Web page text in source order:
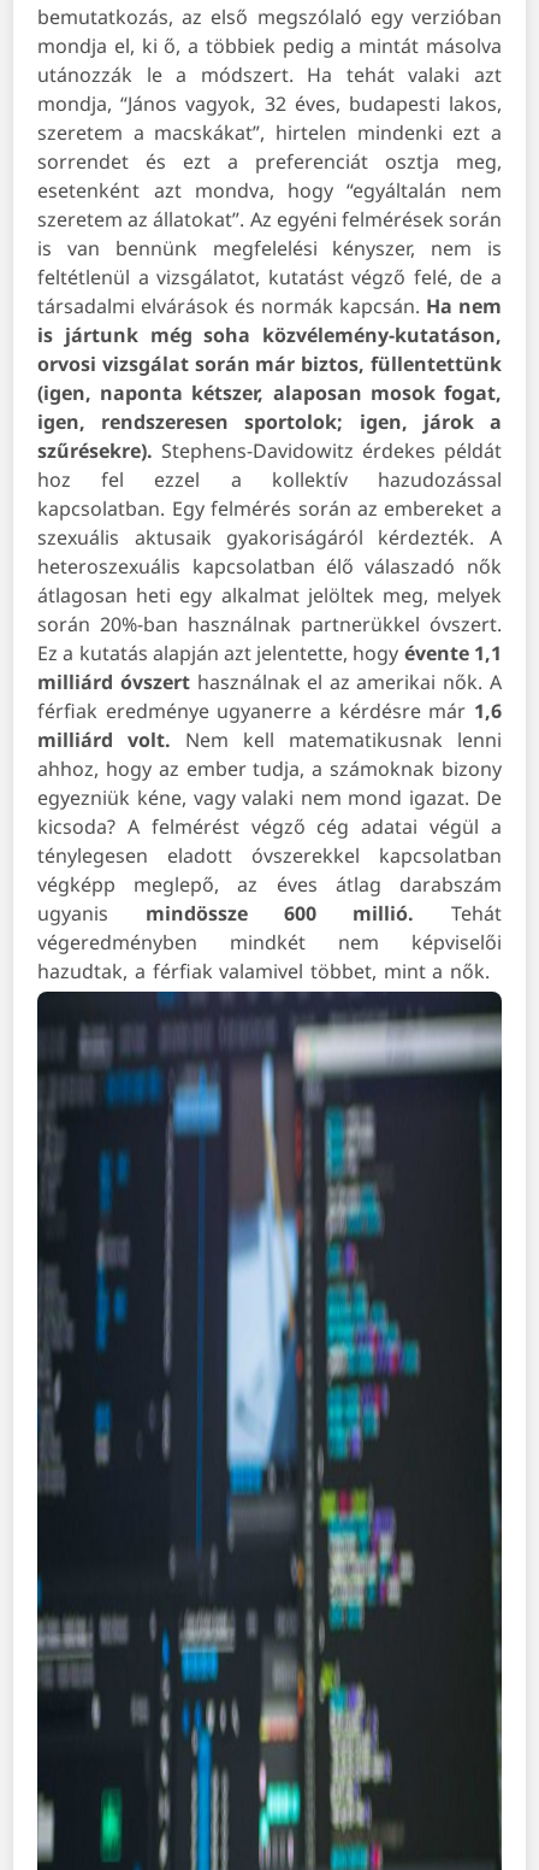
bemutatkozás, az első megszólaló egy verzióban
mondja el, ki ő, a többiek pedig a mintát másolva
utánozzák le a módszert. Ha tehát valaki azt
mondja, “János vagyok, 32 éves, budapesti lakos,
szeretem a macskákat”, hirtelen mindenki ezt a
sorrendet és ezt a preferenciát osztja meg,
esetenként azt mondva, hogy “egyáltalán nem
szeretem az állatokat”. Az egyéni felmérések során
is van bennünk megfelelési kényszer, nem is
feltétlenül a vizsgálatot, kutatást végző felé, de a
társadalmi elvárások és normák kapcsán. Ha nem
is jártunk még soha közvélemény-kutatáson,
orvosi vizsgálat során már biztos, füllentettünk
(igen, naponta kétszer, alaposan mosok fogat,
igen, rendszeresen sportolok; igen, járok a
szűrésekre). Stephens-Davidowitz érdekes példát
hoz fel ezzel a kollektív hazudozással
kapcsolatban. Egy felmérés során az embereket a
szexuális aktusaik gyakoriságáról kérdezték. A
heteroszexuális kapcsolatban élő válaszadó nők
átlagosan heti egy alkalmat jelöltek meg, melyek
során 20%-ban használnak partnerükkel óvszert.
Ez a kutatás alapján azt jelentette, hogy évente 1,1
milliárd óvszerthasználnak el az amerikai nők. A
férfiak eredménye ugyanerre a kérdésre már 1,6
milliárd volt. Nem kell matematikusnak lenni
ahhoz, hogy az ember tudja, a számoknak bizony
egyezniük kéne, vagy valaki nem mond igazat. De
kicsoda? A felmérést végző cég adatai végül a
ténylegesen eladott óvszerekkel kapcsolatban
végképp meglepő, az éves átlag darabszám
ugyanis mindössze 600 millió. Tehát
végeredményben mindkét nem képviselői
hazudtak, a férfiak valamivel többet, mint a nők.